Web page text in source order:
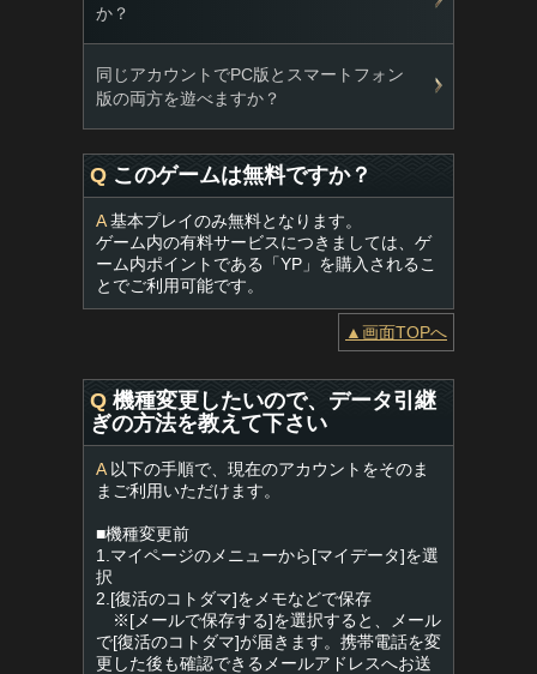
か？
同じアカウントでPC版とスマートフォン
版の両方を遊べますか？
Q このゲームは無料ですか？
A基本プレイのみ無料となります。
ゲーム内の有料サービスにつきましては、ゲ
ーム内ポイントである「YP」を購入されるこ
とでご利用可能です。
▲画面TOPへ
Q 機種変更したいので、データ引継
ぎの方法を教えて下さい
A以下の手順で、現在のアカウントをそのま
まご利用いただけます。
■機種変更前
1.マイページのメニューから[マイデータ]を選
択
2.[復活のコトダマ]をメモなどで保存
※[メールで保存する]を選択すると、メール
で[復活のコトダマ]が届きます。携帯電話を変
更した後も確認できるメールアドレスへお送